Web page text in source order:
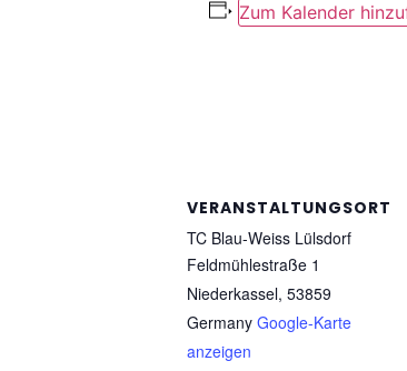
Zum Kalender
VERANSTALTUNGSORT
TC Blau-Weiss Lülsdorf
Feldmühlestraße 1
Niederkassel, 53859
Germany Google-Karte
anzeigen